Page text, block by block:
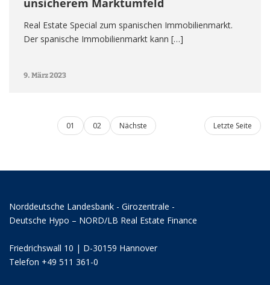
unsicherem Marktumfeld
Real Estate Special zum spanischen Immobilienmarkt.
Der spanische Immobilienmarkt kann […]
9. März 2023
01 02 Nächste Letzte Seite
Norddeutsche Landesbank - Girozentrale -
Deutsche Hypo – NORD/LB Real Estate Finance
Friedrichswall 10 | D-30159 Hannover
Telefon +49 511 361-0